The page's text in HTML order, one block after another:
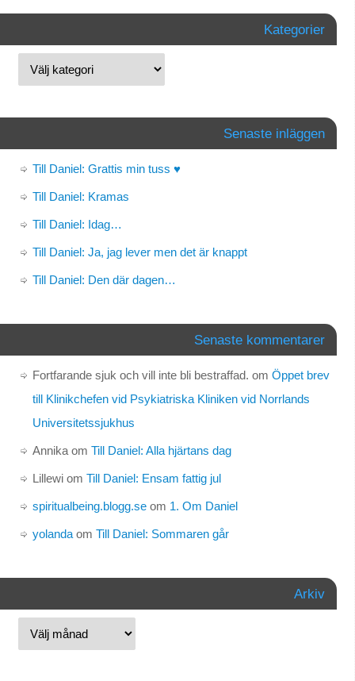
Kategorier
Senaste inläggen
Till Daniel: Grattis min tuss ♥
Till Daniel: Kramas
Till Daniel: Idag…
Till Daniel: Ja, jag lever men det är knappt
Till Daniel: Den där dagen…
Senaste kommentarer
Fortfarande sjuk och vill inte bli bestraffad. om Öppet brev
till Klinikchefen vid Psykiatriska Kliniken vid Norrlands
Universitetssjukhus
Annikaom Till Daniel: Alla hjärtans dag
Lillewiom Till Daniel: Ensam fattig jul
spiritualbeing.blogg.seom 1. Om Daniel
yolandaom Till Daniel: Sommaren går
Arkiv